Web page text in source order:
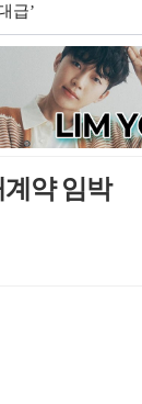
급’
계약 임박